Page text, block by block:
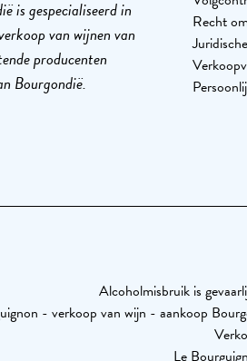
is gespecialiseerd in
van wijnen van
producenten
Bourgondië.
Recht
Alcoholmisbruik is
- verkoop van wijn - aankoop
Le